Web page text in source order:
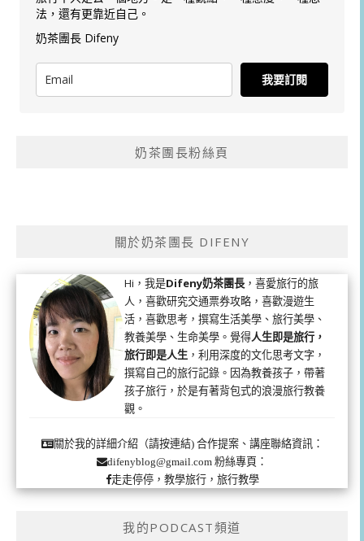
法，還有更靠近自己。
奶茶團長 Difeny
我要訂閱
奶茶團長粉絲頁
關於奶茶團長 DIFENY
Hi，我是Difeny奶茶團長 ，喜愛旅行的旅
人，喜歡研究交通票券攻略，喜歡漫遊生
活，喜歡思考，撰寫生活美學、旅行美學、
教養美學、生命美學。覺得人生即是旅行，
旅行即是人生 ，利用深度的文化思考文字，
撰寫自己的旅行記錄。因為教養孩子，帶著
孩子旅行，於是有著背包式的浪漫旅行教養
觀。
關於我的詳細介紹（請按連結)合作提案、講座聯絡資訊：
difenyblog@gmail.com 粉絲專頁：
走走停停，教學旅行，旅行教學
我的PODCAST頻道